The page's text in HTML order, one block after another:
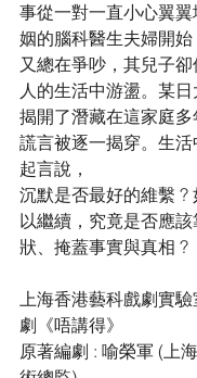
事從一對一直小心翼
姻的腦科醫生夫婦開
又總在爭吵，其兒子
人的生活中游盪。某日
揭開了潛藏在這家庭
謊言被逐一揭穿。生
起言說，
沉默是否最好的維繫 ?
以繼續，究竟是否應
狀、掩蓋事實與真相 ?
上海香港藝科戲劇實驗
劇《唔講得》
原著編劇 : 喻榮軍 (上